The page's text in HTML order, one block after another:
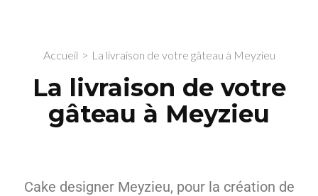
Accueil > La livraison de votre gâteau à Meyzieu
La livraison de votre
gâteau à Meyzieu
Cake designer Meyzieu, pour la création de